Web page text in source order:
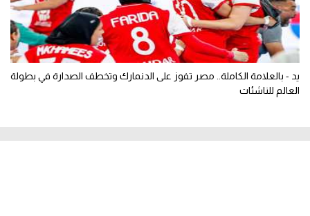
يد - بالعلامة الكاملة.. مصر تفوز على الدنمارك وتخطف الصدارة في بطولة
العالم للناشئات